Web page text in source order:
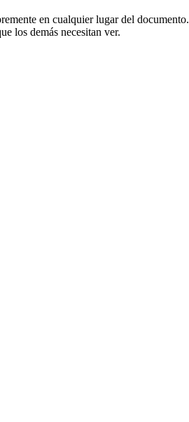
en cualquier lugar del documento.
los demás necesitan ver.